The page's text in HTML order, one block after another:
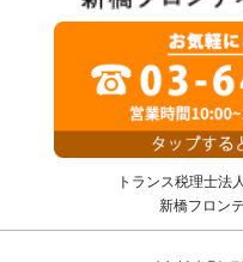
トランス税理士法
新橋フロン